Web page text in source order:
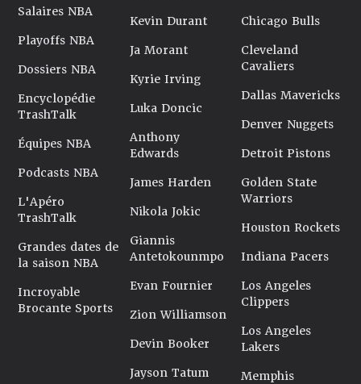
Salaires NBA
Playoffs NBA
Dossiers NBA
Encyclopédie
TrashTalk
Équipes NBA
Podcasts NBA
L'Apéro
TrashTalk
Grandes dates de
la saison NBA
Incroyable
Brocante Sports
Kevin Durant
Ja Morant
Kyrie Irving
Luka Doncic
Anthony
Edwards
James Harden
Nikola Jokic
Giannis
Antetokounmpo
Evan Fournier
Zion Williamson
Devin Booker
Jayson Tatum
Chicago Bulls
Cleveland
Cavaliers
Dallas Mavericks
Denver Nuggets
Detroit Pistons
Golden State
Warriors
Houston Rockets
Indiana Pacers
Los Angeles
Clippers
Los Angeles
Lakers
Memphis